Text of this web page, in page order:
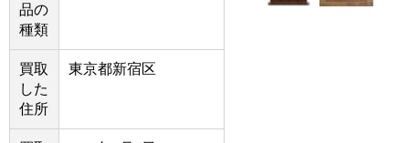
品の
種類
買取
した
住所
東京都新宿区